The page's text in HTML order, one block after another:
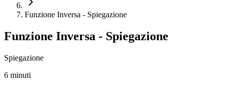
Funzione Inversa - Spiegazione
Funzione Inversa - Spiegazione
Spiegazione
6 minuti